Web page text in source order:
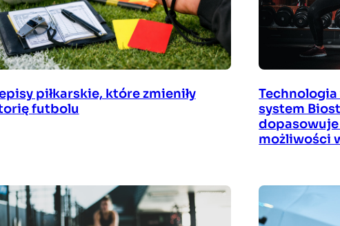
piłkarskie, które zmieniły
futbolu
Technologia
system
możliwości